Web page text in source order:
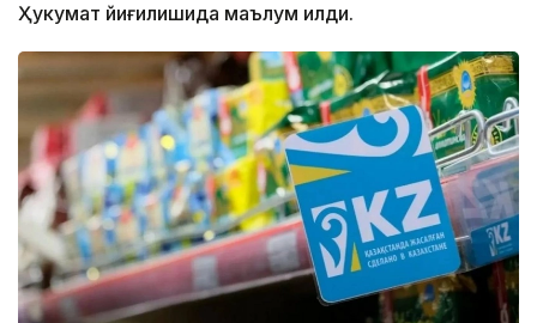
Ҳукумат йиғилишида маълум қилди.